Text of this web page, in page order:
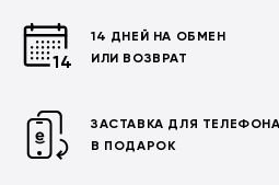
14 ДНЕЙ НА ОБМЕН
ИЛИ ВОЗВРАТ
ЗАСТАВКА ДЛЯ ТЕЛЕФОНА
В ПОДАРОК